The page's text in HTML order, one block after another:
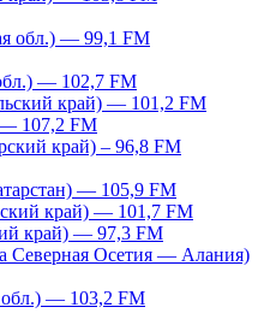
обл.) — 99,1 FM
— 102,7 FM
край) — 101,2 FM
— 107,2 FM
край) – 96,8 FM
— 105,9 FM
край) — 101,7 FM
край) — 97,3 FM
Северная Осетия — Алания)
обл.) — 103,2 FM